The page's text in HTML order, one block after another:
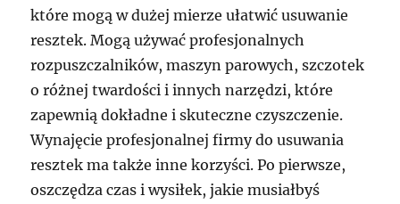
które mogą w dużej mierze ułatwić usuwanie
resztek. Mogą używać profesjonalnych
rozpuszczalników, maszyn parowych, szczotek
o różnej twardości i innych narzędzi, które
zapewnią dokładne i skuteczne czyszczenie.
Wynajęcie profesjonalnej firmy do usuwania
resztek ma także inne korzyści. Po pierwsze,
oszczędza czas i wysiłek, jakie musiałbyś